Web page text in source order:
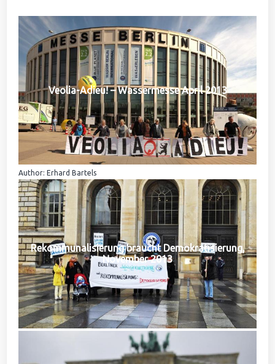
Veolia-Adieu! – Wassermesse April 2013
Author: Erhard Bartels
Rekommunalisierung braucht Demokratisierung,
November 2013